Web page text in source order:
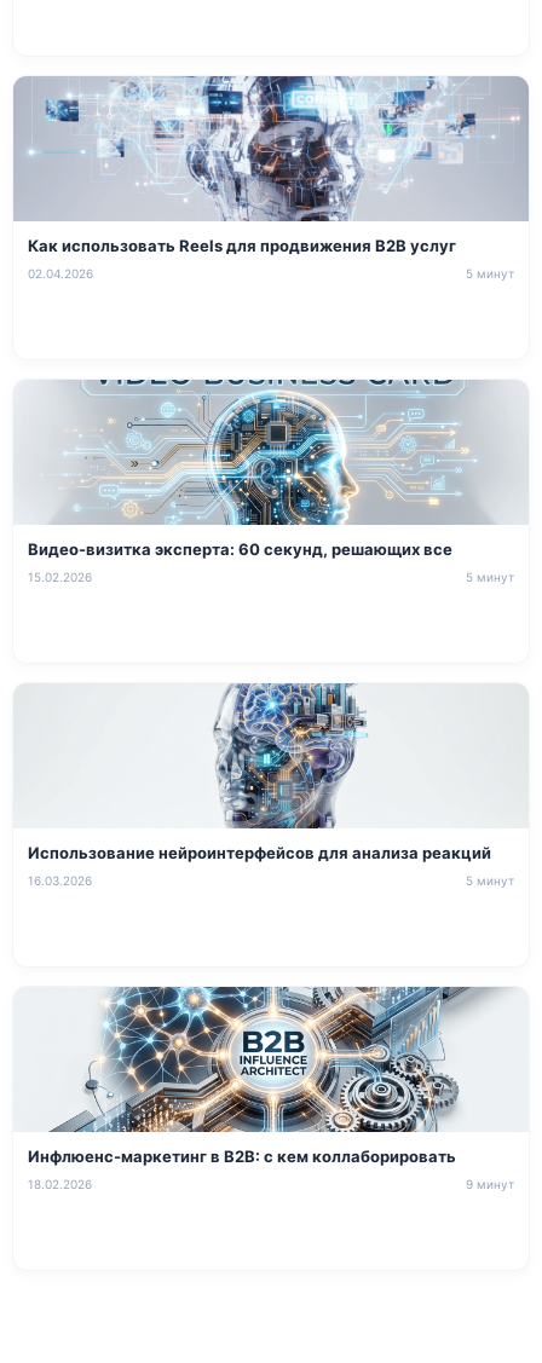
Как использовать Reels для продвижения B2B услуг
02.04.2026 5 минут
Видео-визитка эксперта: 60 секунд, решающих все
15.02.2026 5 минут
Использование нейроинтерфейсов для анализа реакций
16.03.2026 5 минут
Инфлюенс-маркетинг в B2B: с кем коллаборировать
18.02.2026 9 минут